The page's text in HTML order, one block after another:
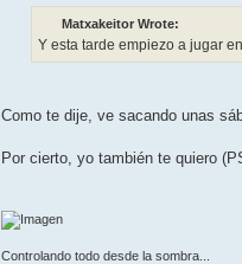
Matxakeitor Wrote:
Y esta tarde empiezo a jugar
Como te dije, ve sacando unas
Por cierto, yo también te quiero
Controlando todo desde la sombra...